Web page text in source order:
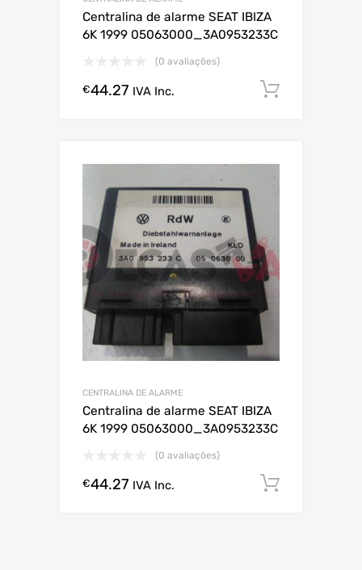
Centralina de alarme SEAT IBIZA
6K 1999 05063000_3A0953233C
(0 avaliações)
€44.27 IVA Inc.
CENTRALINA DE ALARME
Centralina de alarme SEAT IBIZA
6K 1999 05063000_3A0953233C
(0 avaliações)
€44.27 IVA Inc.